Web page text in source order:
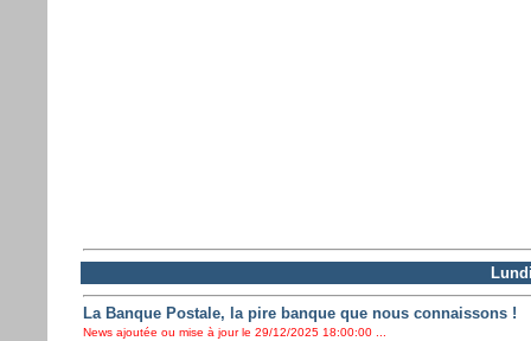
La Banque Postale, la pire banque que nous connaissons !
News ajoutée ou mise à jour le 29/12/2025 18:00:00 ...